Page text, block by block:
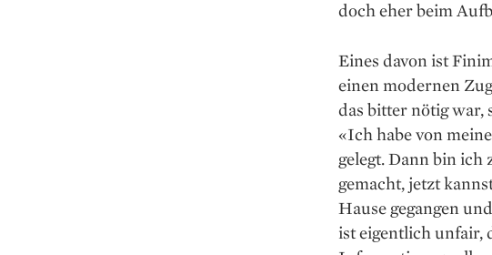
doch eher beim
Eines davon ist
einen modernen
das bitter nötig war,
«Ich habe von
gelegt. Dann bin ich
gemacht, jetzt
Hause gegangen
ist eigentlich unfair,